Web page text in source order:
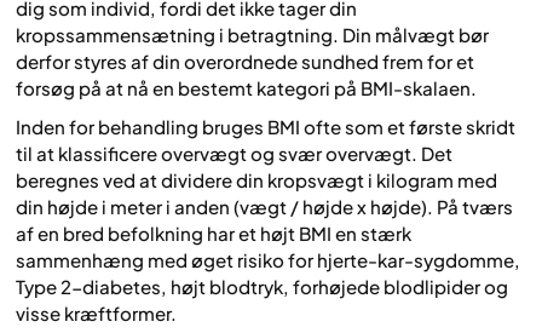
dig som individ, fordi det ikke tager din
kropssammensætning i betragtning. Din målvægt bør
derfor styres af din overordnede sundhed frem for et
forsøg på at nå en bestemt kategori på BMI-skalaen.
Inden for behandling bruges BMI ofte som et første skridt
til at klassificere overvægt og svær overvægt. Det
beregnes ved at dividere din kropsvægt i kilogram med
din højde i meter i anden (vægt / højde x højde). På tværs
af en bred befolkning har et højt BMI en stærk
sammenhæng med øget risiko for hjerte-kar-sygdomme,
Type 2-diabetes, højt blodtryk, forhøjede blodlipider og
visse kræftformer.